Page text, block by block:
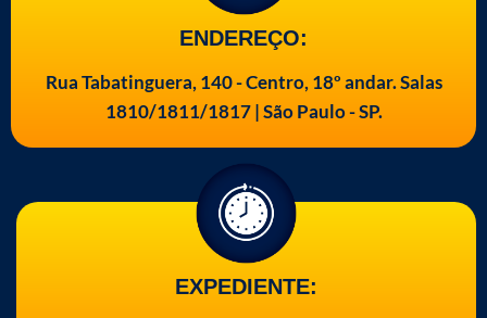
ENDEREÇO:
Rua Tabatinguera, 140 - Centro, 18º andar. Salas
1810/1811/1817 | São Paulo - SP.
EXPEDIENTE: